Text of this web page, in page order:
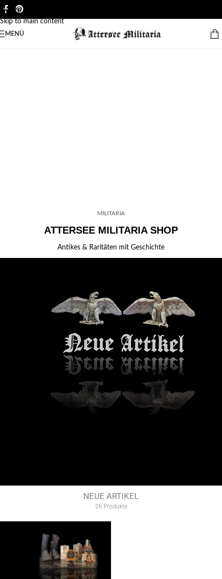
Skip to navigation
Skip to main content
MENÜ
MILITARIA
ATTERSEE MILITARIA SHOP
Antikes & Raritäten mit Geschichte
NEUE ARTIKEL
26 Produkte